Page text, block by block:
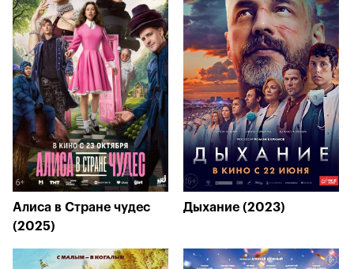
Алиса в Стране чудес
(2025)
Дыхание (2023)